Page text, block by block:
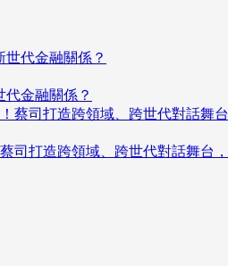
金融關係？
司打造跨領域、跨世代對話舞台